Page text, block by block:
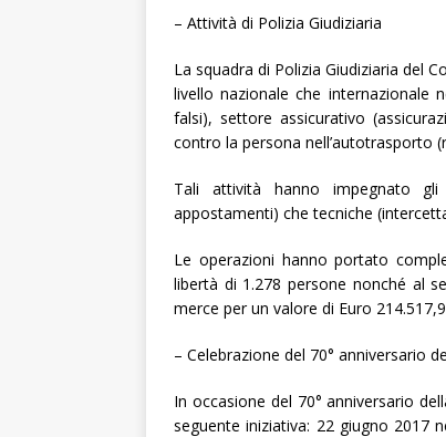
– Attività di Polizia Giudiziaria
La squadra di Polizia Giudiziaria del
livello nazionale che internazionale
falsi), settore assicurativo
contro la persona nell’autotrasporto
Tali attività hanno impegnato
appostamenti) che tecniche
Le operazioni hanno portato
libertà di 1.278 persone nonché al
merce per un valore di Euro
– Celebrazione del 70° anniversario
In occasione del 70° anniversario
seguente iniziativa: 22 giugno 2017